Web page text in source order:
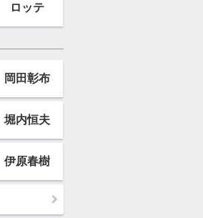
ロッテ
岡田彰布
堀内恒夫
伊原春樹